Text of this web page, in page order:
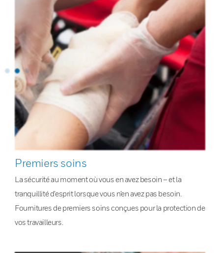
Premiers soins
La sécurité au moment où vous en avez besoin – et la
tranquillité d’esprit lorsque vous n’en avez pas besoin.
Fournitures de premiers soins conçues pour la protection de
vos travailleurs.